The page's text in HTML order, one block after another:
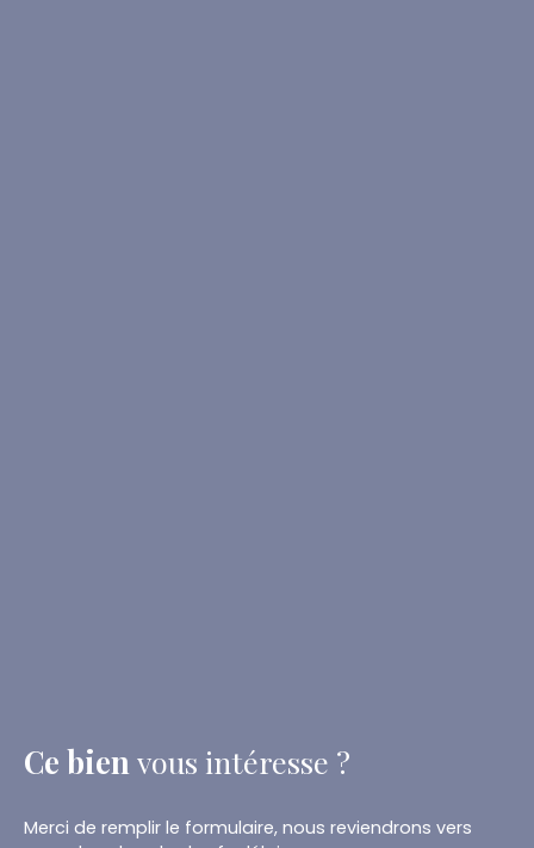
Ce bien vous intéresse ?
Merci de remplir le formulaire, nous reviendrons vers